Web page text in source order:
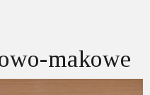
makowe